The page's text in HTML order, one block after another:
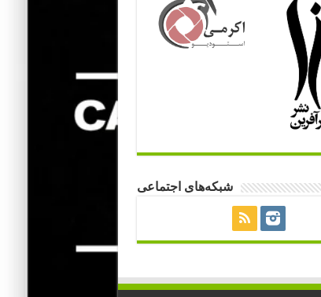
شبکه‌های اجتماعی